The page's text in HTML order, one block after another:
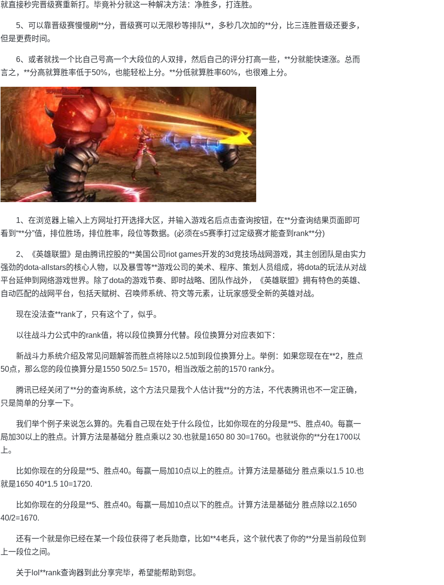
就直接秒完晋级赛重新打。毕竟补分就这一种解决方法：净胜多，打连胜。
5、可以靠晋级赛慢慢刷**分，晋级赛可以无限秒等排队**，多秒几次加的**分，比三连胜晋级还要多，
但是更费时间。
6、或者就找一个比自己号高一个大段位的人双排，然后自己的评分打高一些，**分就能快速涨。总而
言之，**分高就算胜率低于50%，也能轻松上分。**分低就算胜率60%，也很难上分。
1、在浏览器上输入上方网址打开选择大区，并输入游戏名后点击查询按钮，在**分查询结果页面即可
看到“**分”值，排位胜场，排位胜率，段位等数据。(必须在s5赛季打过定级赛才能查到rank**分)
2、《英雄联盟》是由腾讯控股的**美国公司riot games开发的3d竞技场战网游戏，其主创团队是由实力
强劲的dota-allstars的核心人物，以及暴雪等**游戏公司的美术、程序、策划人员组成，将dota的玩法从对战
平台延伸到网络游戏世界。除了dota的游戏节奏、即时战略、团队作战外，《英雄联盟》拥有特色的英雄、
自动匹配的战网平台，包括天赋树、召唤师系统、符文等元素，让玩家感受全新的英雄对战。
现在没法查**rank了，只有这个了，似乎。
以往战斗力公式中的rank值，将以段位换算分代替。段位换算分对应表如下：
新战斗力系统介绍及常见问题解答而胜点将除以2.5加到段位换算分上。举例：如果您现在在**2，胜点
50点，那么您的段位换算分是1550 50/2.5= 1570，相当改版之前的1570 rank分。
腾讯已经关闭了**分的查询系统，这个方法只是我个人估计我**分的方法，不代表腾讯也不一定正确，
只是简单的分享一下。
我们举个例子来说怎么算的。先看自己现在处于什么段位，比如你现在的分段是**5、胜点40。每赢一
局加30以上的胜点。计算方法是基础分 胜点乘以2 30.也就是1650 80 30=1760。也就说你的**分在1700以
上。
比如你现在的分段是**5、胜点40。每赢一局加10点以上的胜点。计算方法是基础分 胜点乘以1.5 10.也
就是1650 40*1.5 10=1720.
比如你现在的分段是**5、胜点40。每赢一局加10点以下的胜点。计算方法是基础分 胜点除以2.1650
40/2=1670.
还有一个就是你已经在某一个段位获得了老兵勋章，比如**4老兵，这个就代表了你的**分是当前段位到
上一段位之间。
关于lol**rank查询器到此分享完毕，希望能帮助到您。